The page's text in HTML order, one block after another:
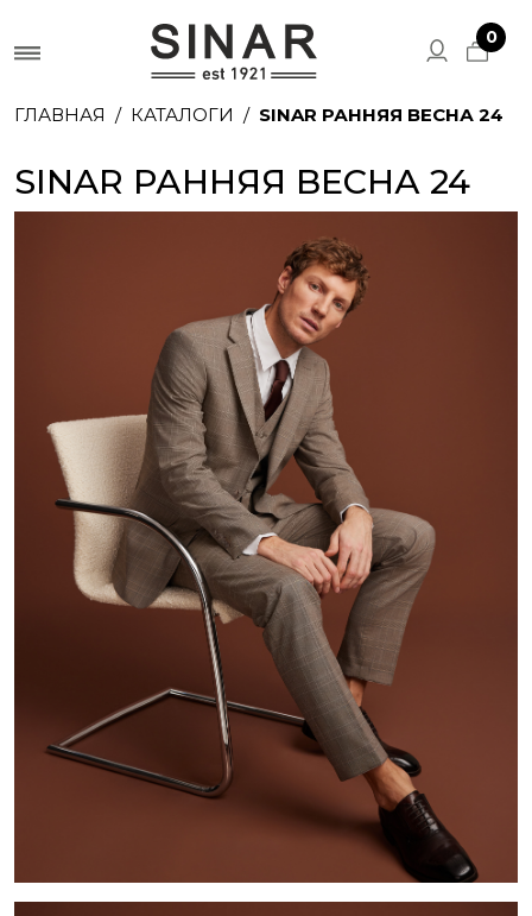
0
ГЛАВНАЯ КАТАЛОГИ SINAR РАННЯЯ ВЕСНА 24
SINAR РАННЯЯ ВЕСНА 24